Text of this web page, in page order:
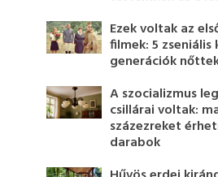
Ezek voltak az
filmek: 5 zseniális
generációk
A szocializmus
csillárai voltak:
százezreket
darabok